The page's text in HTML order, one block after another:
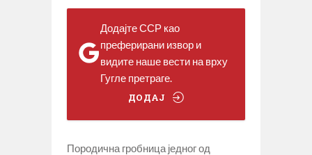
Додајте ССР као
преферирани извор и
видите наше вести на врху
Гугле претраге.
ДОДАЈ
Породична гробница једног од